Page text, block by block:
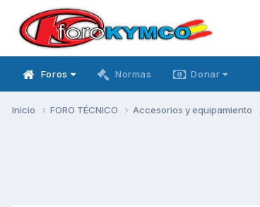
Foros Normas Donar
Inicio FORO TÉCNICO Accesorios y equipamiento